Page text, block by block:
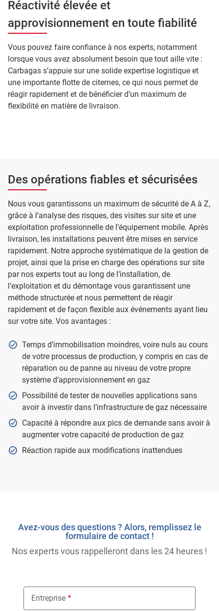
Réactivité élevée et
approvisionnement en toute fiabilité
Vous pouvez faire confiance à nos experts, notamment
lorsque vous avez absolument besoin que tout aille vite :
Carbagas s’appuie sur une solide expertise logistique et
une importante flotte de citernes, ce qui nous permet de
réagir rapidement et de bénéficier d’un maximum de
flexibilité en matière de livraison.
Des opérations fiables et sécurisées
Nous vous garantissons un maximum de sécurité de A à Z,
grâce à l’analyse des risques, des visites sur site et une
exploitation professionnelle de l’équipement mobile. Après
livraison, les installations peuvent être mises en service
rapidement. Notre approche systématique de la gestion de
projet, ainsi que la prise en charge des opérations sur site
par nos experts tout au long de l’installation, de
l’exploitation et du démontage vous garantissent une
méthode structurée et nous permettent de réagir
rapidement et de façon flexible aux événements ayant lieu
sur votre site. Vos avantages :
Temps d’immobilisation moindres, voire nuls au cours
de votre processus de production, y compris en cas de
réparation ou de panne au niveau de votre propre
système d’approvisionnement en gaz
Possibilité de tester de nouvelles applications sans
avoir à investir dans l’infrastructure de gaz nécessaire
Capacité à répondre aux pics de demande sans avoir à
augmenter votre capacité de production de gaz
Réaction rapide aux modifications inattendues
Avez-vous des questions ? Alors, remplissez le
formulaire de contact !
Nos experts vous rappelleront dans les 24 heures !
Entreprise